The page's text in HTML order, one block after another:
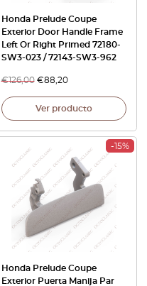
Honda Prelude Coupe
Exterior Door Handle Frame
Left Or Right Primed 72180-
SW3-023 / 72143-SW3-962
€126,00 €88,20
Ver producto
-15%
Honda Prelude Coupe
Exterior Puerta Manija Par